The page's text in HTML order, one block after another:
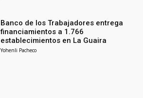
Banco de los Trabajadores entrega
financiamientos a 1.766
establecimientos en La Guaira
Yohenli Pacheco